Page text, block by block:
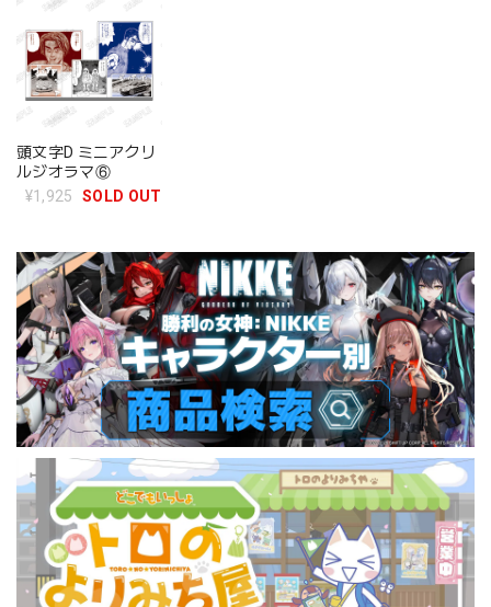
頭文字D ミニアクリ
ルジオラマ⑥
¥1,925
SOLD OUT